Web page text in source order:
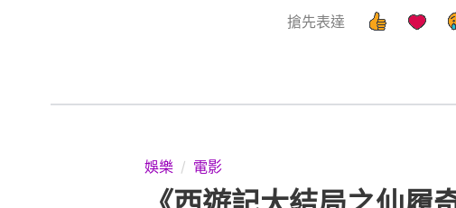
搶先表達
娛樂 電影